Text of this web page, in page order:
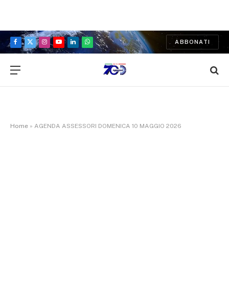
Facebook
X
Instagram
YouTubeLinkedInWhatsApp
ABBONATI
Home » AGENDA ASSESSORI DOMENICA 10 MAGGIO 2026